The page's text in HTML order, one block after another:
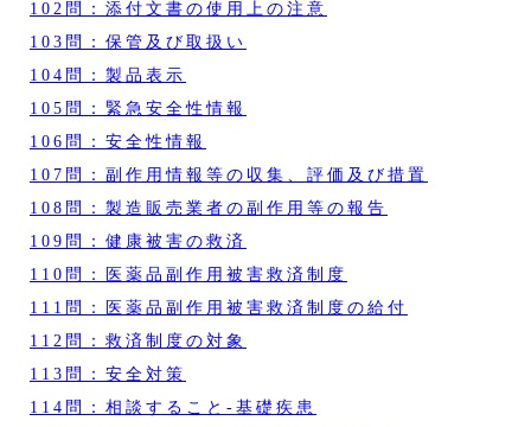
102問：添付文書の使用上の注意
103問：保管及び取扱い
104問：製品表示
105問：緊急安全性情報
106問：安全性情報
107問：副作用情報等の収集、評価及び措置
108問：製造販売業者の副作用等の報告
109問：健康被害の救済
110問：医薬品副作用被害救済制度
111問：医薬品副作用被害救済制度の給付
112問：救済制度の対象
113問：安全対策
114問：相談すること‐基礎疾患